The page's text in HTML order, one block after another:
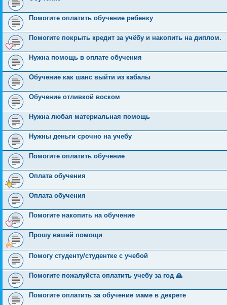
Помогите оплатить обучение ребенку
Помогите покрыть кредит за учёбу и накопить на диплом.
Нужна помощь в оплате обучения
Обучение как шанс выйти из кабалы
Обучение отливкой воском
Нужна любая материальная помощь
Нужны деньги срочно на учебу
Помогите оплатить обучение
Оплата обучения
Оплата обучения
Помогите накопить на обучение
Прошу вашей помощи
Помогу студенту/студентке с учебой
Помогите пожалуйста оплатить учебу за год 🙏
Помогите оплатить за обучение маме в декрете